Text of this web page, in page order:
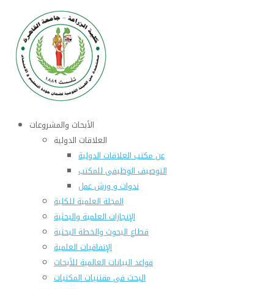
الأبحاث والمشروعات
العلاقات الدولية
عن مكتب العلاقات الدولية
التوصيف الوظيفى للمكتب
ندوات و ورش عمل
المجلة العلمية للكلية
الإنجازات العلمية والبحثية
قطاع البحوث والخطة البحثية
الإتفاقيات العلمية
قواعد البيانات العالمية للأبحاث
البحث فى مقتنيات المكتبات